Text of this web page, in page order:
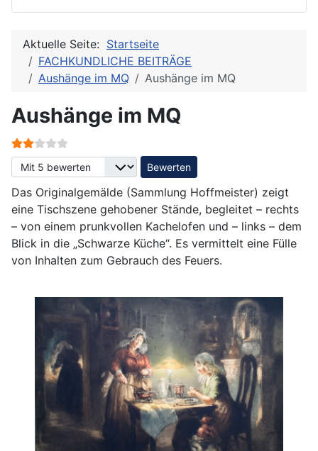
Aktuelle Seite: Startseite
FACHKUNDLICHE BEITRÄGE
Aushänge im MQ
Aushänge im MQ
Aushänge im MQ
Bewertung:
Bitte bewerten
Das Originalgemälde (Sammlung Hoffmeister) zeigt
eine Tischszene gehobener Stände, begleitet – rechts
– von einem prunkvollen Kachelofen und – links – dem
Blick in die „Schwarze Küche“. Es vermittelt eine Fülle
von Inhalten zum Gebrauch des Feuers.